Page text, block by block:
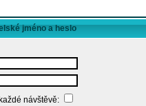
jméno a heslo
návštěvě: